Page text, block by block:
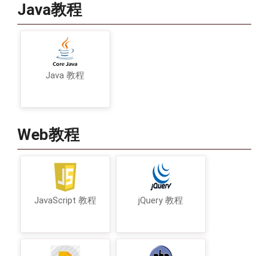
Java教程
Java 教程
Web教程
JavaScript 教程 jQuery 教程